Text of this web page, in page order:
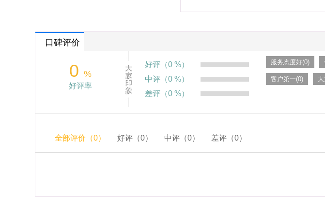
口碑评价
0 %
好评率
好评（0 %）
中评（0 %）
差评（0 %）
服务态度好(0)
客户第一(0)